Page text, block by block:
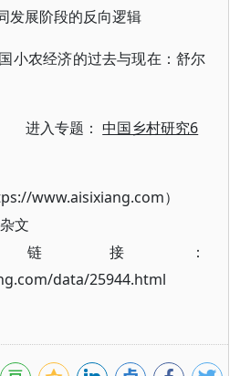
发展阶段的反向逻辑
小农经济的过去与现在：舒尔
进入专题：中国乡村研究6
www.aisixiang.com）
文
接：
data/25944.html